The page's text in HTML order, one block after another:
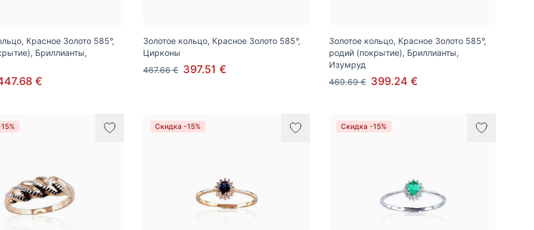
Красное Золото 585°,
Бриллианты,
€
Золотое кольцо, Красное Золото 585°,
Цирконы
467.66 € 397.51 €
Золотое кольцо, Красное Золото 585°,
родий (покрытие), Бриллианты,
Изумруд
469.69 € 399.24 €
Скидка -15% Скидка -15%